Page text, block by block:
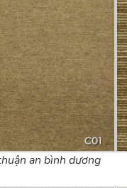
an bình dương